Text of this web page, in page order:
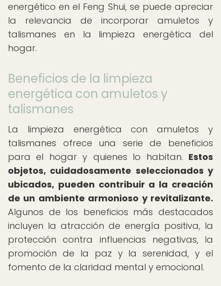
energético en el Feng Shui, se puede apreciar
la relevancia de incorporar amuletos y
talismanes en la limpieza energética del
hogar.
Beneficios de la limpieza
energética con amuletos y
talismanes
La limpieza energética con amuletos y
talismanes ofrece una serie de beneficios
para el hogar y quienes lo habitan. Estos
objetos, cuidadosamente seleccionados y
ubicados, pueden contribuir a la creación
de un ambiente armonioso y revitalizante.
Algunos de los beneficios más destacados
incluyen la atracción de energía positiva, la
protección contra influencias negativas, la
promoción de la paz y la serenidad, y el
fomento de la claridad mental y emocional.